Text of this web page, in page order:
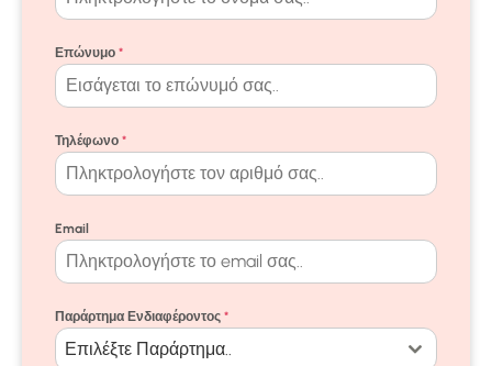
Επώνυμο *
Τηλέφωνο *
Email
Παράρτημα Ενδιαφέροντος *
Επιλέξτε Παράρτημα..